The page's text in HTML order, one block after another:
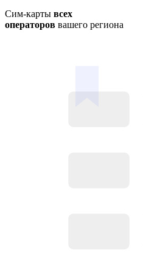
Сим-карты всех
операторов вашего региона